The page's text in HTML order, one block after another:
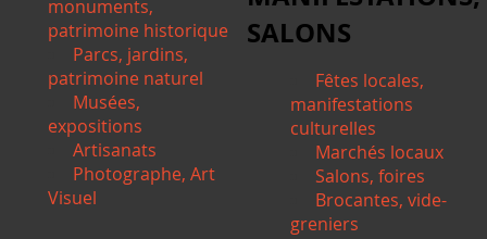
monuments,
patrimoine historique
Parcs, jardins,
patrimoine naturel
Musées,
expositions
Artisanats
Photographe, Art
Visuel
SALONS
Fêtes locales,
manifestations
culturelles
Marchés locaux
Salons, foires
Brocantes, vide-
greniers